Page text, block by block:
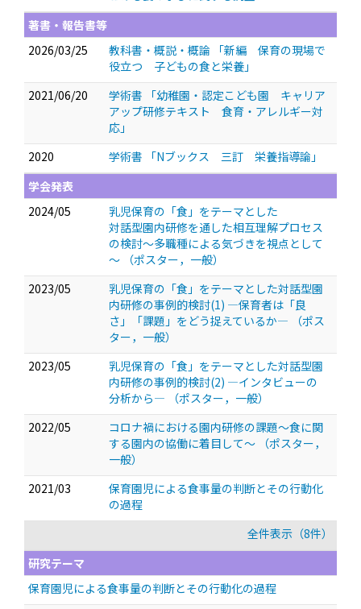
著書・報告書等
2026/03/25
教科書・概説・概論 「新編 保育の現場で
役立つ 子どもの食と栄養」
2021/06/20
学術書 「幼稚園・認定こども園 キャリア
アップ研修テキスト 食育・アレルギー対
応」
2020
学術書 「Nブックス 三訂 栄養指導論」
学会発表
2024/05
乳児保育の「食」をテーマとした
対話型園内研修を通した相互理解プロセス
の検討～多職種による気づきを視点として
～
（ポスター，一般）
2023/05
乳児保育の「食」をテーマとした対話型園
内研修の事例的検討(1) ―保育者は「良
さ」「課題」をどう捉えているか―
（ポス
ター，一般）
2023/05
乳児保育の「食」をテーマとした対話型園
内研修の事例的検討(2) ―インタビューの
分析から―
（ポスター，一般）
2022/05
コロナ禍における園内研修の課題～食に関
する園内の協働に着目して～
（ポスター，
一般）
2021/03
保育園児による食事量の判断とその行動化
の過程
全件表示（8件）
研究テーマ
保育園児による食事量の判断とその行動化の過程